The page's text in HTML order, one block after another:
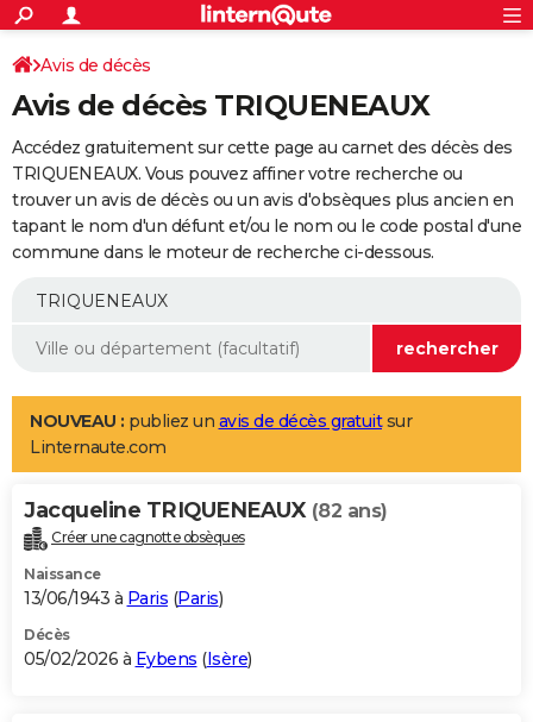
ACTUALITÉS
Politique
Société
Faits Divers
Education
Monde
Villes
+
SPORT
Coupe du monde 2026
Football
Tennis
Cyclisme
Rugby
Forum
Programme TV
TNT
Streaming
Cinéma
Sorties cinéma
Musique
+
FINANCE
Retraite
Epargne
Immobilier
Risques naturels par ville
Assurance
AUTO
Essais
Réserver un essai
Citadines
Berlines
SUV
Forum auto
+
Mobiles
Meilleur smartphone
Internet
Ordinateurs
Jeux vidéo
Guide high-tech
Aménagement intérieur
LIFESTYLE
Art de vivre
Bien-être
Loisirs
Mode
Modes de vie
Alimentation
Guide de la santé
Maladies
Médicaments
Sommeil
VOYAGE
Destinations
City break
Voyage nature
Voyage de noces
Forum
Climat
+PHOTO
GUIDES D'ACHAT
BONS PLANS
Avis de décès
Avis de décès TRIQUENEAUX
Accédez gratuitement sur cette page au carnet des décès des
TRIQUENEAUX. Vous pouvez affiner votre recherche ou
trouver un avis de décès ou un avis d'obsèques plus ancien en
tapant le nom d'un défunt et/ou le nom ou le code postal d'une
commune dans le moteur de recherche ci-dessous.
NOUVEAU : publiez un avis de décès gratuitsur
Linternaute.com
Jacqueline TRIQUENEAUX (82 ans)
Créer une cagnotte obsèques
Naissance
13/06/1943 à Paris (Paris)
Décès
05/02/2026 à Eybens (Isère)